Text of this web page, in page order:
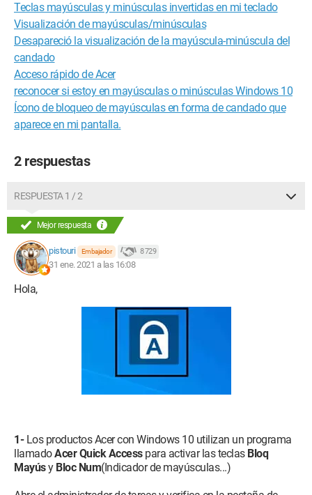
Teclas mayúsculas y minúsculas invertidas en mi teclado
Visualización de mayúsculas/minúsculas
Desapareció la visualización de la mayúscula-minúscula del
candado
Acceso rápido de Acer
reconocer si estoy en mayúsculas o minúsculas Windows 10
Ícono de bloqueo de mayúsculas en forma de candado que
aparece en mi pantalla.
2 respuestas
RESPUESTA 1 / 2
Mejor respuesta
pistouri Embajador 8 729
31 ene. 2021 a las 16:08
Hola,
1- Los productos Acer con Windows 10 utilizan un programa
llamadoAcer Quick Accesspara activar las teclas Bloq
Mayúsy Bloc Num(Indicador de mayúsculas...)